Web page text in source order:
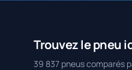
Trouvez le pneu
39 837 pneus comparés